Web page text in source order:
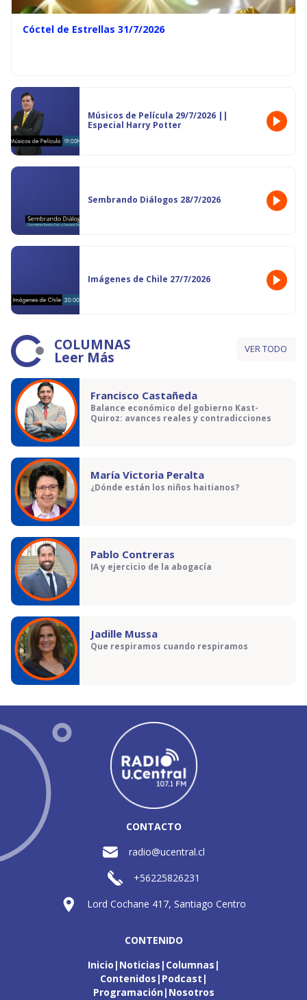
Cóctel de Estrellas 31/7/2026
Músicos de Película 29/7/2026 ||
Especial Harry Potter
Sembrando Diálogos 28/7/2026
Imágenes de Chile 27/7/2026
COLUMNAS
Leer Más VER TODO
Francisco Castañeda
Balance económico del gobierno Kast-
Quiroz: avances reales y contradicciones
María Victoria Peralta
¿Dónde están los niños haitianos?
Pablo Contreras
IA y ejercicio de la abogacía
Jadille Mussa
Que respiramos cuando respiramos
CONTACTO
radio@ucentral.cl
+56225826231
Lord Cochane 417, Santiago Centro
CONTENIDO
Inicio Noticias Columnas
Contenidos Podcast
Programación Nosotros